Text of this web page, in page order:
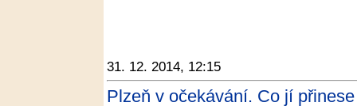
31. 12. 2014, 12:15
Plzeň v očekávání. Co jí